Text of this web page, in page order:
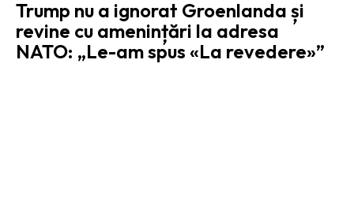
Trump nu a ignorat Groenlanda și
revine cu amenințări la adresa
NATO: „Le-am spus «La revedere»”